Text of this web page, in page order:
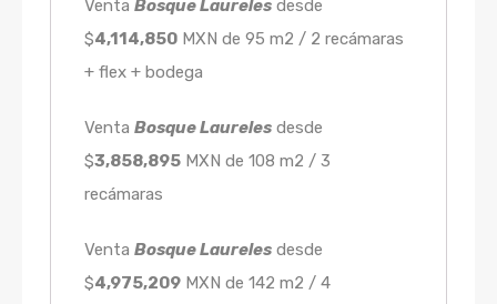
Venta Bosque Laureles desde
$4,114,850 MXN de 95 m2 / 2 recámaras
+ flex + bodega
Venta Bosque Laureles desde
$3,858,895 MXN de 108 m2 / 3
recámaras
Venta Bosque Laureles desde
$4,975,209 MXN de 142 m2 / 4